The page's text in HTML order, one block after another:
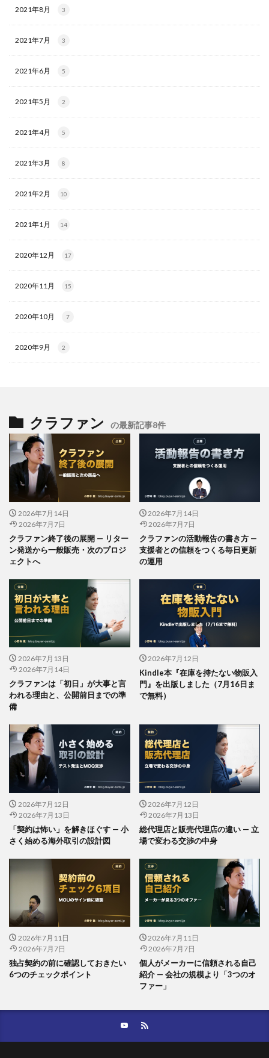
2021年8月 3
2021年7月 3
2021年6月 5
2021年5月 2
2021年4月 5
2021年3月 8
2021年2月 10
2021年1月 14
2020年12月 17
2020年11月 15
2020年10月 7
2020年9月 2
クラファン の最新記事8件
2026年7月14日
2026年7月7日
クラファン終了後の展開 — リター
ン発送から一般販売・次のプロジ
ェクトへ
2026年7月14日
2026年7月7日
クラファンの活動報告の書き方 —
支援者との信頼をつくる毎日更新
の運用
2026年7月13日
2026年7月14日
クラファンは「初日」が大事と言
われる理由と、公開前日までの準
備
2026年7月12日
Kindle本『在庫を持たない物販入
門』を出版しました（7月16日ま
で無料）
2026年7月12日
2026年7月13日
「契約は怖い」を解きほぐす — 小
さく始める海外取引の設計図
2026年7月12日
2026年7月13日
総代理店と販売代理店の違い — 立
場で変わる交渉の中身
2026年7月11日
2026年7月7日
独占契約の前に確認しておきたい
6つのチェックポイント
2026年7月11日
2026年7月7日
個人がメーカーに信頼される自己
紹介 — 会社の規模より「3つのオ
ファー」